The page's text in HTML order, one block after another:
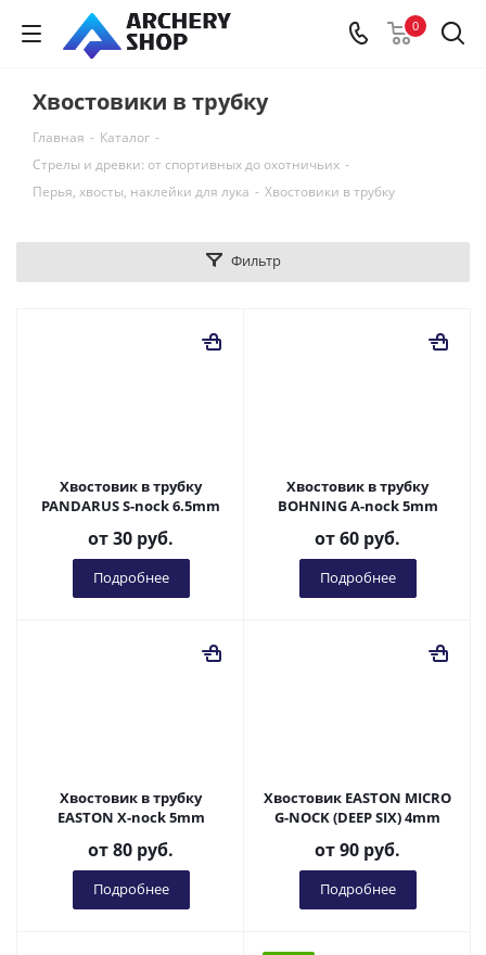
0
Хвостовики в трубку
Главная - Каталог -
Стрелы и древки: от спортивных до охотничьих -
Перья, хвосты, наклейки для лука - Хвостовики в трубку
Фильтр
Хвостовик в трубку
PANDARUS S-nock 6.5mm
от30 руб.
Подробнее
Хвостовик в трубку
BOHNING A-nock 5mm
от60 руб.
Подробнее
Хвостовик в трубку
EASTON X-nock 5mm
от80 руб.
Подробнее
Хвостовик EASTON MICRO
G-NOCK (DEEP SIX) 4mm
от90 руб.
Подробнее